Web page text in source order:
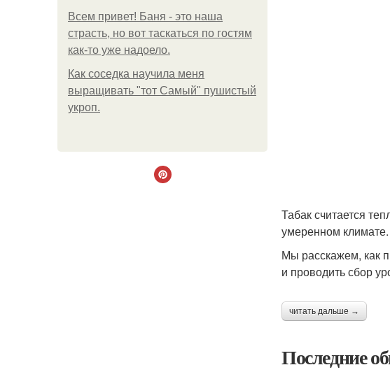
Всем привет! Баня - это наша
страсть, но вот таскаться по гостям
как-то уже надоело.
Как соседка научила меня
выращивать "тот Самый" пушистый
укроп.
Табак считается
умеренном
Мы расскажем, как
и проводить сбор
читать дальше →
Последние